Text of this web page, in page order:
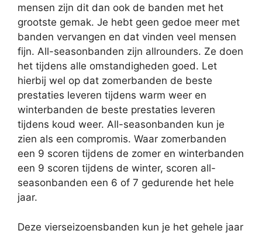
mensen zijn dit dan ook de banden met het
grootste gemak. Je hebt geen gedoe meer met
banden vervangen en dat vinden veel mensen
fijn. All-seasonbanden zijn allrounders. Ze doen
het tijdens alle omstandigheden goed. Let
hierbij wel op dat zomerbanden de beste
prestaties leveren tijdens warm weer en
winterbanden de beste prestaties leveren
tijdens koud weer. All-seasonbanden kun je
zien als een compromis. Waar zomerbanden
een 9 scoren tijdens de zomer en winterbanden
een 9 scoren tijdens de winter, scoren all-
seasonbanden een 6 of 7 gedurende het hele
jaar.
Deze vierseizoensbanden kun je het gehele jaar